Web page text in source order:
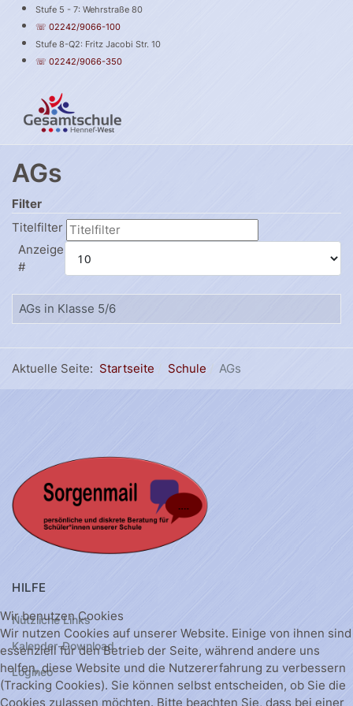
Stufe 5 - 7: Wehrstraße 80
☏ 02242/9066-100
Stufe 8-Q2: Fritz Jacobi Str. 10
☏ 02242/9066-350
AGs
Filter
Titelfilter
Anzeige
#
AGs in Klasse 5/6
Aktuelle Seite: Startseite Schule AGs
HILFE
Nützliche Links
Kalender-Download
Logineo
Wir benutzen Cookies
Wir nutzen Cookies auf unserer Website. Einige von ihnen sind
essenziell für den Betrieb der Seite, während andere uns
helfen, diese Website und die Nutzererfahrung zu verbessern
(Tracking Cookies). Sie können selbst entscheiden, ob Sie die
Cookies zulassen möchten. Bitte beachten Sie, dass bei einer